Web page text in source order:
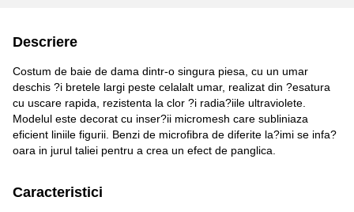
Descriere
Costum de baie de dama dintr-o singura piesa, cu un umar
deschis ?i bretele largi peste celalalt umar, realizat din ?esatura
cu uscare rapida, rezistenta la clor ?i radia?iile ultraviolete.
Modelul este decorat cu inser?ii micromesh care subliniaza
eficient liniile figurii. Benzi de microfibra de diferite la?imi se infa?
oara in jurul taliei pentru a crea un efect de panglica.
Caracteristici